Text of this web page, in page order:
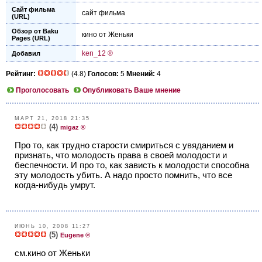
Сайт фильма
(URL)
сайт фильма
Обзор от Baku
Pages (URL)
кино от Женьки
Добавил ken_12 ®
Рейтинг: (4.8) Голосов: 5 Мнений: 4
Проголосовать
Опубликовать Ваше мнение
МАРТ 21, 2018 21:35
(4) migaz ®
Про то, как трудно старости смириться с увяданием и
признать, что молодость права в своей молодости и
беспечности. И про то, как зависть к молодости способна
эту молодость убить. А надо просто помнить, что все
когда-нибудь умрут.
ИЮНЬ 10, 2008 11:27
(5) Eugene ®
см.кино от Женьки